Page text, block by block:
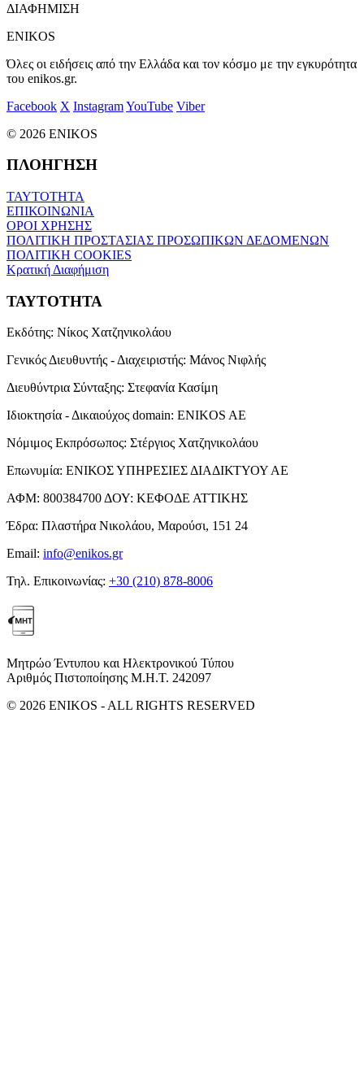
ΔΙΑΦΗΜΙΣΗ
ENIKOS
Όλες οι ειδήσεις από την Ελλάδα και τον κόσμο με την εγκυρότητα
του enikos.gr.
Facebook X InstagramYouTube Viber
© 2026 ENIKOS
ΠΛΟΗΓΗΣΗ
ΤΑΥΤΟΤΗΤΑ
ΕΠΙΚΟΙΝΩΝΙΑ
ΟΡΟΙ ΧΡΗΣΗΣ
ΠΟΛΙΤΙΚΗ ΠΡΟΣΤΑΣΙΑΣ ΠΡΟΣΩΠΙΚΩΝ ΔΕΔΟΜΕΝΩΝ
ΠΟΛΙΤΙΚΗ COOKIES
Κρατική Διαφήμιση
ΤΑΥΤΟΤΗΤΑ
Εκδότης: Νίκος Χατζηνικολάου
Γενικός Διευθυντής - Διαχειριστής: Μάνος Νιφλής
Διευθύντρια Σύνταξης: Στεφανία Κασίμη
Ιδιοκτησία - Δικαιούχος domain: ENIKOS AE
Νόμιμος Εκπρόσωπος: Στέργιος Χατζηνικολάου
Επωνυμία: ΕΝΙΚΟΣ ΥΠΗΡΕΣΙΕΣ ΔΙΑΔΙΚΤΥΟΥ ΑΕ
ΑΦΜ: 800384700ΔΟΥ: ΚΕΦΟΔΕ ΑΤΤΙΚΗΣ
Έδρα: Πλαστήρα Νικολάου, Μαρούσι, 151 24
Email: info@enikos.gr
Τηλ. Επικοινωνίας: +30 (210) 878-8006
Μητρώο Έντυπου και Ηλεκτρονικού Τύπου
Αριθμός Πιστοποίησης Μ.Η.Τ. 242097
© 2026 ENIKOS - ALL RIGHTS RESERVED